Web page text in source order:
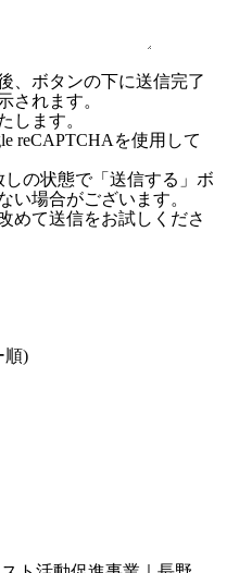
、ボタンの下に送信完了
されます。
します。
reCAPTCHAを使用して
の状態で「送信する」ボ
い場合がございます。
めて送信をお試しくださ
順)